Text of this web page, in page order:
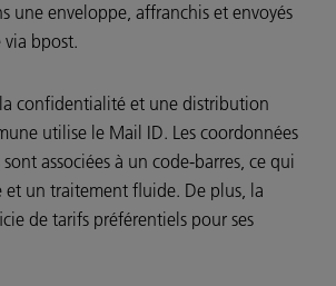
une enveloppe, affranchis et envoyés
bpost.
confidentialité et une distribution
utilise le Mail ID. Les coordonnées
associées à un code-barres, ce qui
et un traitement fluide. De plus, la
de tarifs préférentiels pour ses